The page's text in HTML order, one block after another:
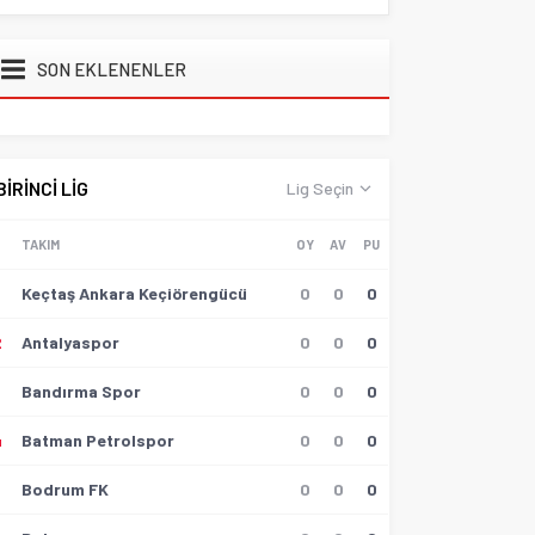
SON EKLENENLER
Lig Seçin
LİG
TAKIM OY AV PU
Keçtaş Ankara Keçiörengücü 0 0 0
Antalyaspor 0 0 0
Bandırma Spor 0 0 0
Batman Petrolspor 0 0 0
Bodrum FK 0 0 0